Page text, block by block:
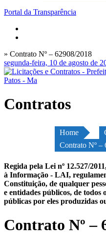
Portal da Transparência
» Contrato Nº – 62908/2018
segunda-feira, 10 de agosto de
Contratos
Home
Contrato Nº –
Regida pela Lei nº 12.527/
à Informação - LAI,
Constituição, de qualquer
e entidades públicos, de todos
públicas por eles produzidas
Contrato Nº –